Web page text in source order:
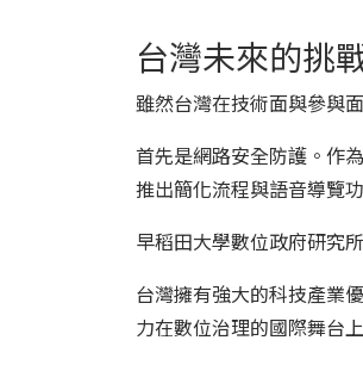
台灣未來的挑
雖然台灣在技術面與參與
首先是網路安全防護。作
推出簡化流程與語音導覽
早稻田大學數位政府研究
台灣擁有強大的科技產業
力在數位治理的國際舞台